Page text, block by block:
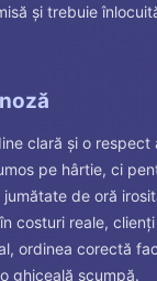
și trebuie
clară și o
pe hârtie, ci
de oră
costuri reale,
ordinea corectă
ghiceală scumpă.